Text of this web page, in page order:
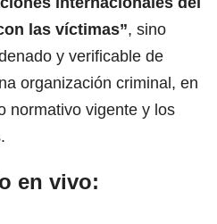
las víctimas”, sino
y verificable de
organización criminal, en
normativo vigente y los
en vivo: